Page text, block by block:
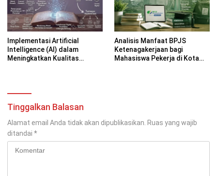
Implementasi Artificial
Intelligence (AI) dalam
Meningkatkan Kualitas
Analisis Manfaat BPJS
Ketenagakerjaan bagi
Mahasiswa Pekerja di Kota
Tinggalkan Balasan
Alamat email Anda tidak akan dipublikasikan. Ruas yang wajib
ditandai *